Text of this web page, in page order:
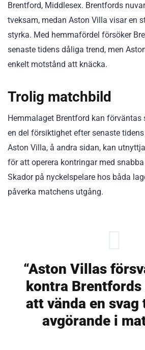
Brentford, Middlesex. Brentfords
tveksam, medan Aston Villa visar en
styrka. Med hemmafördel försöker
senaste tidens dåliga trend, men
enkelt motstånd att knäcka.
Trolig matchbild
Hemmalaget Brentford kan förväntas
en del försiktighet efter senaste
Aston Villa, å andra sidan, kan
för att operera kontringar med
Skador på nyckelspelare hos båda
påverka matchens utgång.
“Aston Villas
kontra Brentfords
att vända en
avgörande i